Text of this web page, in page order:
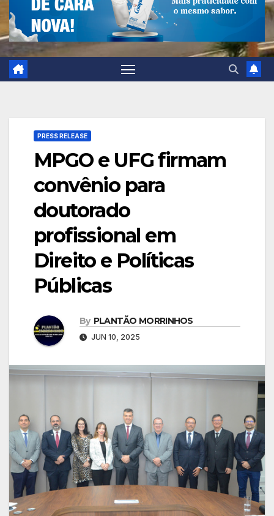
PRESS RELEASE
MPGO e UFG firmam
convênio para
doutorado
profissional em
Direito e Políticas
Públicas
By PLANTÃO MORRINHOS
JUN 10, 2025